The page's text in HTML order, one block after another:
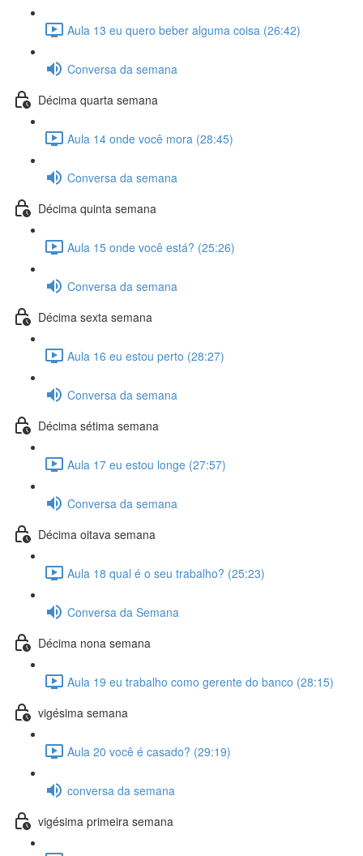
Aula 13 eu quero beber alguma coisa (26:42)
Conversa da semana
Décima quarta semana
Aula 14 onde você mora (28:45)
Conversa da semana
Décima quinta semana
Aula 15 onde você está? (25:26)
Conversa da semana
Décima sexta semana
Aula 16 eu estou perto (28:27)
Conversa da semana
Décima sétima semana
Aula 17 eu estou longe (27:57)
Conversa da semana
Décima oitava semana
Aula 18 qual é o seu trabalho? (25:23)
Conversa da Semana
Décima nona semana
Aula 19 eu trabalho como gerente do banco (28:15)
vigésima semana
Aula 20 você é casado? (29:19)
conversa da semana
vigésima primeira semana